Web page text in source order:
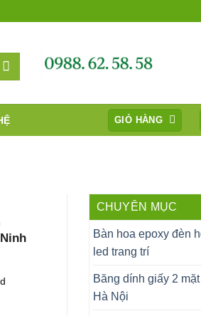
GIỎ HÀNG
CHUYÊN MỤC
Bàn hoa epoxy đèn
led trang trí
Băng dính giấy 2
Hà Nội